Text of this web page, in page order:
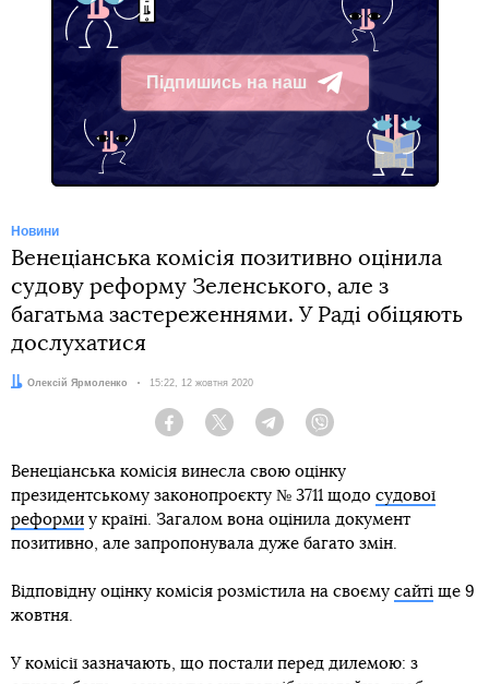
Підпишись на наш
Telegram
Новини
Венеціанська комісія позитивно оцінила
судову реформу Зеленського, але з
багатьма застереженнями. У Раді обіцяють
дослухатися
Автор:
Олексій Ярмоленко Дата:
15:22, 12 жовтня 2020
Facebook Twitter Telegram
Венеціанська комісія винесла свою оцінку
президентському законопроєкту № 3711 щодо судової
реформи у країні. Загалом вона оцінила документ
позитивно, але запропонувала дуже багато змін.
Відповідну оцінку комісія розмістила на своєму сайті ще 9
жовтня.
У комісії зазначають, що постали перед дилемою: з